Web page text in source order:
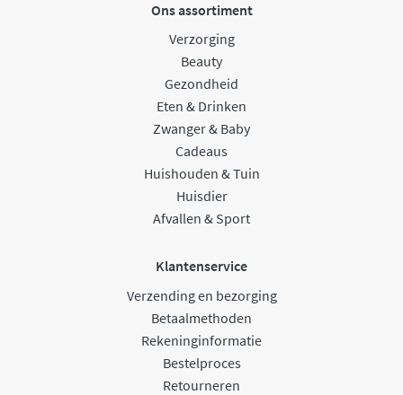
Ons assortiment
Verzorging
Beauty
Gezondheid
Eten & Drinken
Zwanger & Baby
Cadeaus
Huishouden & Tuin
Huisdier
Afvallen & Sport
Klantenservice
Verzending en bezorging
Betaalmethoden
Rekeninginformatie
Bestelproces
Retourneren